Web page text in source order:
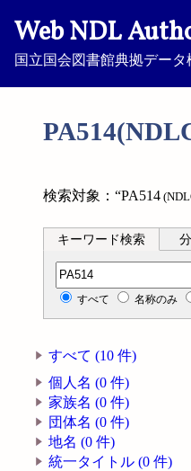
Web NDL
国立国会図書館典拠デー
検索対象：“PA514
キーワード検索
分類記号検索
すべて 名称のみ
すべて (10 件)
個人名 (0 件)
家族名 (0 件)
団体名 (0 件)
地名 (0 件)
統一タイトル (0 件)